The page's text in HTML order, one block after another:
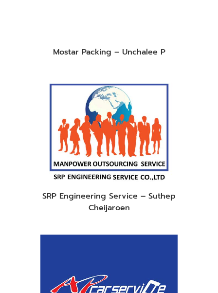
Mostar Packing – Unchalee P
SRP Engineering Service – Suthep
Cheijaroen